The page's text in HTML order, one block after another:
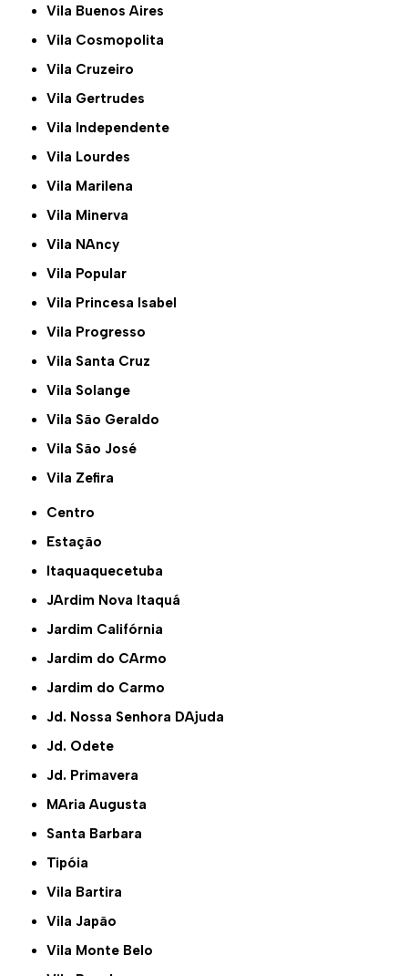
Vila Buenos Aires
Vila Cosmopolita
Vila Cruzeiro
Vila Gertrudes
Vila Independente
Vila Lourdes
Vila Marilena
Vila Minerva
Vila NAncy
Vila Popular
Vila Princesa Isabel
Vila Progresso
Vila Santa Cruz
Vila Solange
Vila São Geraldo
Vila São José
Vila Zefira
Centro
Estação
Itaquaquecetuba
JArdim Nova Itaquá
Jardim Califórnia
Jardim do CArmo
Jardim do Carmo
Jd. Nossa Senhora DAjuda
Jd. Odete
Jd. Primavera
MAria Augusta
Santa Barbara
Tipóia
Vila Bartira
Vila Japão
Vila Monte Belo